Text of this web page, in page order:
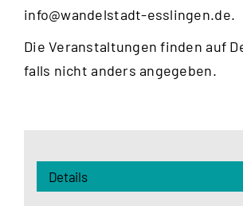
info@wandelstadt-esslingen.de.
Die Veranstaltungen finden auf
falls nicht anders angegeben.
Details